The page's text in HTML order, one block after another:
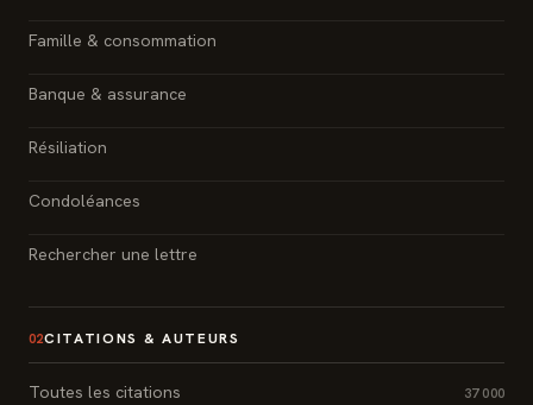
Famille & consommation
Banque & assurance
Résiliation
Condoléances
Rechercher une lettre
02CITATIONS & AUTEURS
Toutes les citations 37 000